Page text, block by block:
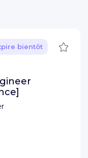
bientôt